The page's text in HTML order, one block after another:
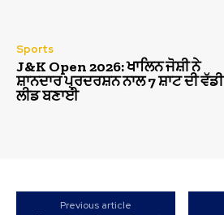
Sports
J&K Open 2026: ਖਾਲਿਨ ਜੋਸ਼ੀ ਨੇ
ਸ਼ਾਨਦਾਰ ਪ੍ਰਦਰਸ਼ਨ ਨਾਲ 7 ਸ਼ਾਟ ਦੀ ਵੱਡੀ
ਲੀਡ ਬਣਾਈ
Previous article